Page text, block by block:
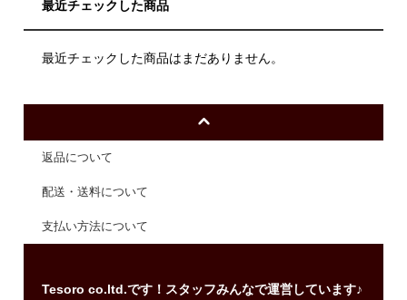
最近チェックした商品
最近チェックした商品はまだありません。
返品について
配送・送料について
支払い方法について
Tesoro co.ltd.です！スタッフみんなで運営しています♪